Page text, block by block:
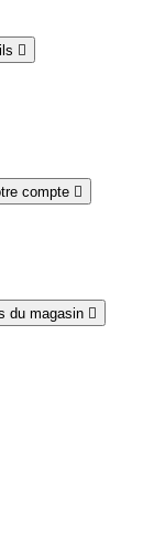

compte 
du magasin 